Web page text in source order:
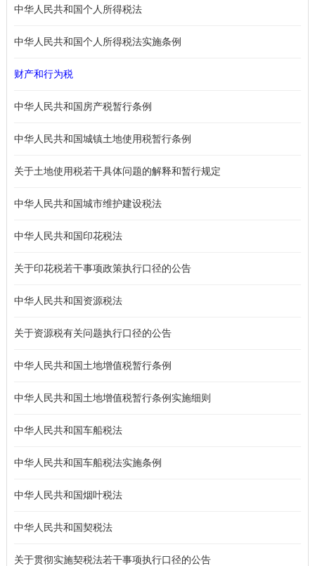
中华人民共和国个人所得税法
中华人民共和国个人所得税法实施条例
财产和行为税
中华人民共和国房产税暂行条例
中华人民共和国城镇土地使用税暂行条例
关于土地使用税若干具体问题的解释和暂行规定
中华人民共和国城市维护建设税法
中华人民共和国印花税法
关于印花税若干事项政策执行口径的公告
中华人民共和国资源税法
关于资源税有关问题执行口径的公告
中华人民共和国土地增值税暂行条例
中华人民共和国土地增值税暂行条例实施细则
中华人民共和国车船税法
中华人民共和国车船税法实施条例
中华人民共和国烟叶税法
中华人民共和国契税法
关于贯彻实施契税法若干事项执行口径的公告